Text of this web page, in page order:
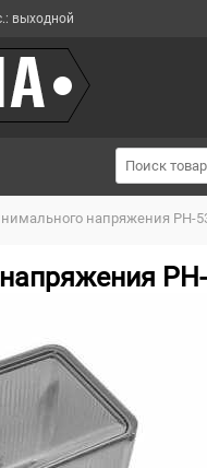
выходной
напряжения РН-